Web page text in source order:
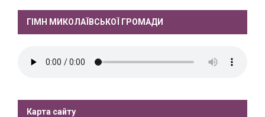
ГІМН МИКОЛАЇВСЬКОЇ ГРОМАДИ
Карта сайту